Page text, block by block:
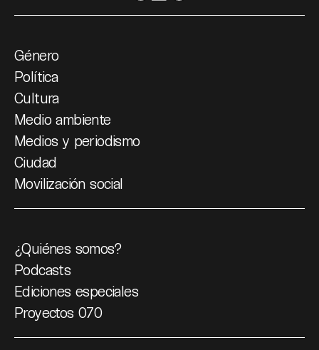
Género
Política
Cultura
Medio ambiente
Medios y periodismo
Ciudad
Movilización social
¿Quiénes somos?
Podcasts
Ediciones especiales
Proyectos 070